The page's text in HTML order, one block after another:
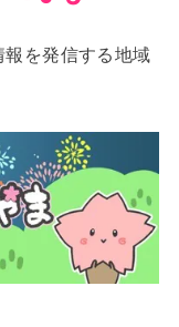
を発信する地域